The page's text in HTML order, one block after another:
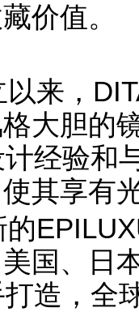
价值。
，
大胆的
经验和
其享有
国、日
造，全